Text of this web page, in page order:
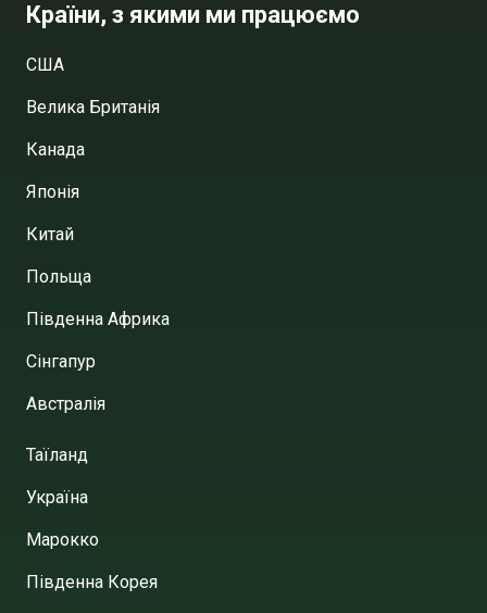
Країни, з якими ми працюємо
США
Велика Британія
Канада
Японія
Китай
Польща
Південна Африка
Сінгапур
Австралія
Таїланд
Україна
Марокко
Південна Корея